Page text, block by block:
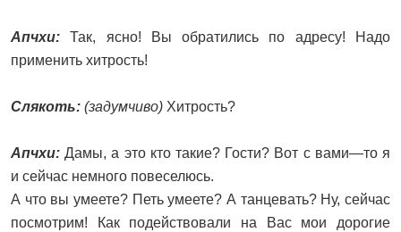
Апчхи: Так, ясно! Вы обратились по адресу! Надо
применить хитрость!
Слякоть: (задумчиво) Хитрость?
Апчхи: Дамы, а это кто такие? Гости? Вот с вами—то я
и сейчас немного повеселюсь.
А что вы умеете? Петь умеете? А танцевать? Ну, сейчас
посмотрим! Как подействовали на Вас мои дорогие